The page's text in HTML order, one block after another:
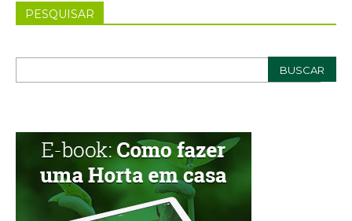
PESQUISAR